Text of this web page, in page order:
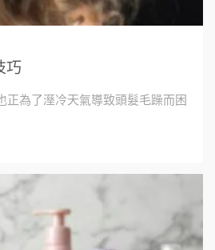
巧
為了溼冷天氣導致頭髮毛躁而困